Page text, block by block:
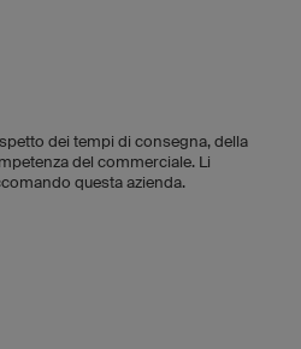
dei tempi di consegna, della
del commerciale. Li
questa azienda.